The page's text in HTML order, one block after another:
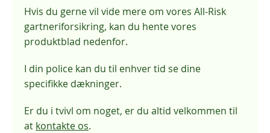
Hvis du gerne vil vide mere om vores All-Risk
gartneriforsikring, kan du hente vores
produktblad nedenfor.
I din police kan du til enhver tid se dine
specifikke dækninger.
Er du i tvivl om noget, er du altid velkommen til
at kontakte os.